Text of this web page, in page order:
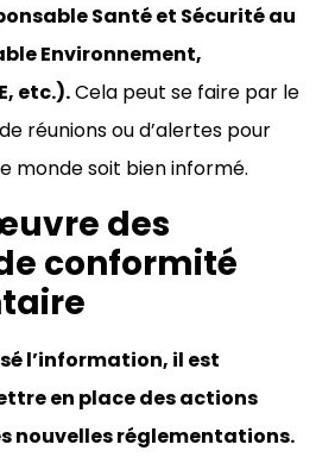
Santé et Sécurité au
Environnement,
etc.).Cela peut se faire par le
réunions ou d’alertes pour
monde soit bien informé.
des
conformité
l’information, il est
en place des actions
nouvelles réglementations.